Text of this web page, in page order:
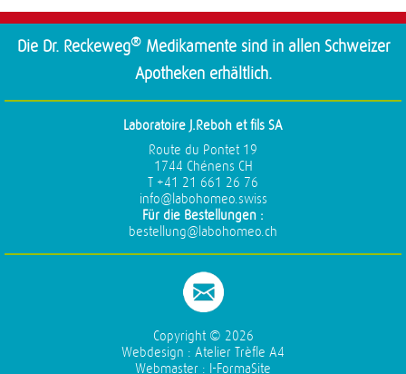
Die Dr. Reckeweg®Medikamente sind in allen Schweizer
Apotheken erhältlich.
Laboratoire J.Reboh et fils SA
Route du Pontet 19
1744 Chénens CH
T +41 21 661 26 76
info@labohomeo.swiss
Für die Bestellungen :
bestellung@labohomeo.ch
Copyright © 2026
Webdesign : Atelier Trèfle A4
Webmaster : I-FormaSite